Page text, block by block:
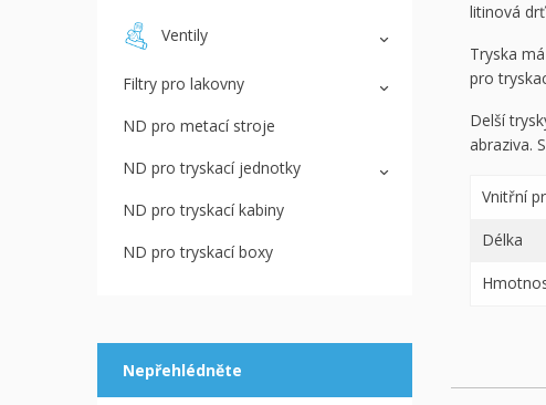
Ventily
Filtry pro lakovny
ND pro metací stroje
ND pro tryskací jednotky
ND pro tryskací kabiny
ND pro tryskací boxy
Nepřehlédněte
litinová
Tryska
pro
Delší
abraziva.
Vnitřní
Délka